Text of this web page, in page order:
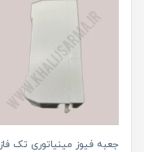
جعبه فیوز مینیاتوری تک فاز